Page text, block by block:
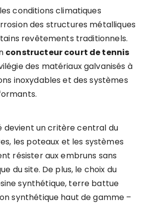
conditions climatiques
des structures métalliques
revêtements traditionnels.
constructeur court de tennis
des matériaux galvanisés à
inoxydables et des systèmes
devient un critère central du
les poteaux et les systèmes
résister aux embruns sans
du site. De plus, le choix du
synthétique, terre battue
synthétique haut de gamme –